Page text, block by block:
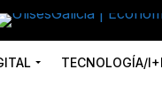
TECNOLOGÍA/